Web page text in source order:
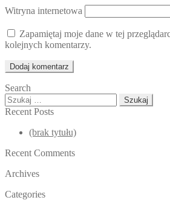
Witryna internetowa
Zapamiętaj moje dane w tej
kolejnych komentarzy.
Search
Szukaj:
Recent Posts
(brak tytułu)
Recent Comments
Archives
Categories